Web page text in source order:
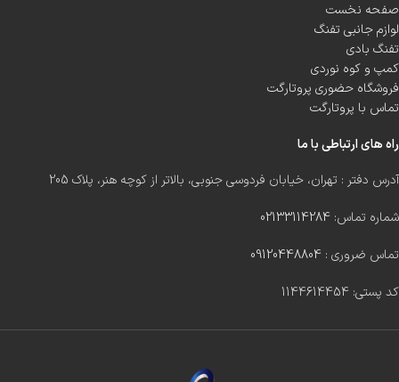
صفحه نخست
لوازم جانبی تفنگ
تفنگ بادی
کمپ و کوه نوردی
فروشگاه حضوری پروتارگت
تماس با پروتارگت
راه های ارتباطی با ما
آدرس دفتر : تهران، خیابان فردوسی جنوبی، بالاتر از کوچه هنر، پلاک 205
شماره تماس: 02133114284
تماس ضروری : 09120448804
کد پستی: 1144614454